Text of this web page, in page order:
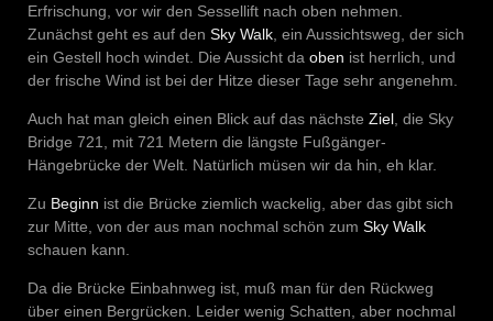
Erfrischung, vor wir den Sessellift nach oben nehmen.
Zunächst geht es auf den Sky Walk , ein Aussichtsweg, der sich
ein Gestell hoch windet. Die Aussicht da oben ist herrlich, und
der frische Wind ist bei der Hitze dieser Tage sehr angenehm.
Auch hat man gleich einen Blick auf das nächste Ziel , die Sky
Bridge 721, mit 721 Metern die längste Fußgänger-
Hängebrücke der Welt. Natürlich müsen wir da hin, eh klar.
Zu Beginn ist die Brücke ziemlich wackelig, aber das gibt sich
zur Mitte, von der aus man nochmal schön zum Sky Walk
schauen kann.
Da die Brücke Einbahnweg ist, muß man für den Rückweg
über einen Bergrücken. Leider wenig Schatten, aber nochmal